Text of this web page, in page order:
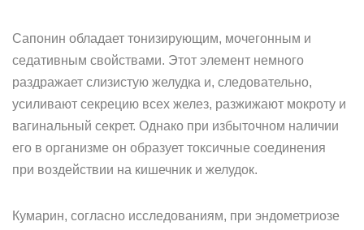
Сапонин обладает тонизирующим, мочегонным и
седативным свойствами. Этот элемент немного
раздражает слизистую желудка и, следовательно,
усиливают секрецию всех желез, разжижают мокроту и
вагинальный секрет. Однако при избыточном наличии
его в организме он образует токсичные соединения
при воздействии на кишечник и желудок.
Кумарин, согласно исследованиям, при эндометриозе